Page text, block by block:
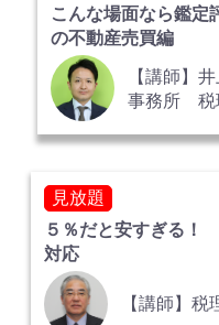
こんな場面なら鑑
の不動産売買編
【講師】
事務所 税
見放題
５％だと安すぎる！
対応
【講師】